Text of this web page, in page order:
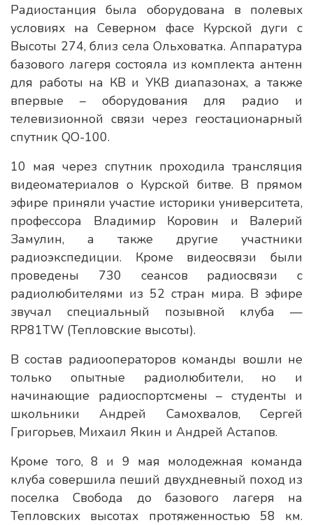
Радиостанция была оборудована в полевых
условиях на Северном фасе Курской дуги с
Высоты 274, близ села Ольховатка. Аппаратура
базового лагеря состояла из комплекта антенн
для работы на КВ и УКВ диапазонах, а также
впервые – оборудования для радио и
телевизионной связи через геостационарный
спутник QO-100.
10 мая через спутник проходила трансляция
видеоматериалов о Курской битве. В прямом
эфире приняли участие историки университета,
профессора Владимир Коровин и Валерий
Замулин, а также другие участники
радиоэкспедиции. Кроме видеосвязи были
проведены 730 сеансов радиосвязи с
радиолюбителями из 52 стран мира. В эфире
звучал специальный позывной клуба —
RP81TW (Тепловские высоты).
В состав радиооператоров команды вошли не
только опытные радиолюбители, но и
начинающие радиоспортсмены – студенты и
школьники Андрей Самохвалов, Сергей
Григорьев, Михаил Якин и Андрей Астапов.
Кроме того, 8 и 9 мая молодежная команда
клуба совершила пеший двухдневный поход из
поселка Свобода до базового лагеря на
Тепловских высотах протяженностью 58 км.